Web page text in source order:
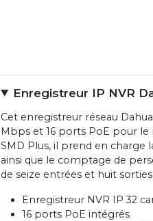
Enregistreur IP NVR
Cet enregistreur réseau
Mbps et 16 ports PoE pour le
SMD Plus, il prend en charge
ainsi que le comptage de
de seize entrées et huit
Enregistreur NVR IP 32
16 ports PoE intégrés